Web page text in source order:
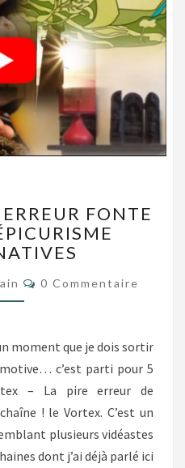
#15
–
ERREUR
SUPPLICE
ÉPICURISME
FONTE
Commentaires
0 Commentaire
moment que je dois sortir
c’est parti pour 5
– La pire erreur de
! le Vortex. C’est un
plusieurs vidéastes
dont j’ai déjà parlé ici